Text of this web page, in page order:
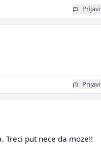
Prijavi
Prijavi
Treci put nece da moze!!